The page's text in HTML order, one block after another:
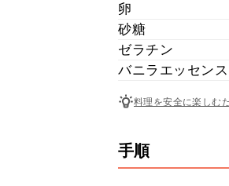
卵
砂糖
ゼラチン
バニラエッセンス
料理を安全に楽しむ
手順